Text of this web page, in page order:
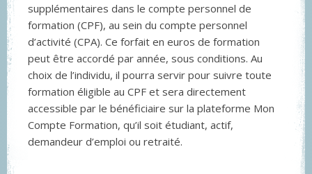
supplémentaires dans le compte personnel de
formation (CPF), au sein du compte personnel
d’activité (CPA). Ce forfait en euros de formation
peut être accordé par année, sous conditions. Au
choix de l’individu, il pourra servir pour suivre toute
formation éligible au CPF et sera directement
accessible par le bénéficiaire sur la plateforme Mon
Compte Formation, qu’il soit étudiant, actif,
demandeur d’emploi ou retraité.